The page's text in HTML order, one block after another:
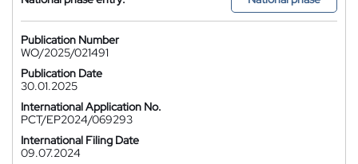
Publication Number
WO/2025/021491
Publication Date
30.01.2025
International Application No.
PCT/EP2024/069293
International Filing Date
09.07.2024